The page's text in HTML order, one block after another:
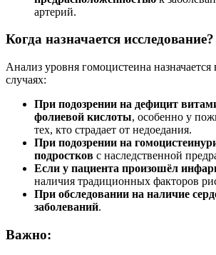
артерий.
Когда назначается исследование?
Анализ уровня гомоцистеина
случаях:
При подозрении на дефицит
фолиевой кислоты, особенно у
тех, кто страдает от недоедания.
При подозрении на
подростков с наследственной
Если у пациента произошёл
наличия традиционных факторов
При обследовании на наличие
заболеваний.
Важно: